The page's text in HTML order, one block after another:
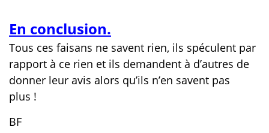
En conclusion.
Tous ces faisans ne savent rien, ils spéculent par
rapport à ce rien et ils demandent à d’autres de
donner leur avis alors qu’ils n’en savent pas
plus !
BF